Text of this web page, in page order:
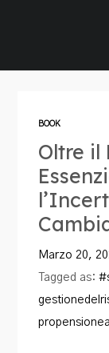
Contatti
BOOK
Oltre il
Marzo 20,
Tagged as: